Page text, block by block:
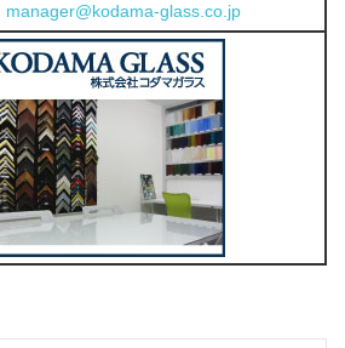
manager@kodama-glass.co.jp